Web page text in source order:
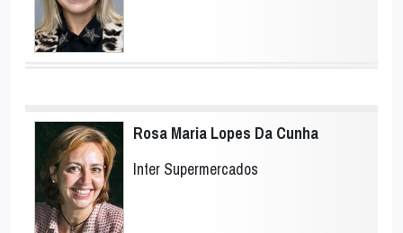
Rosa Maria Lopes Da Cunha
Inter Supermercados